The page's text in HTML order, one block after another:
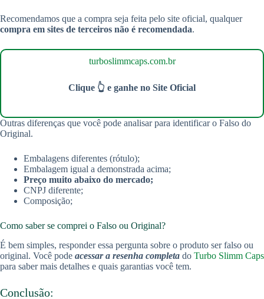
Recomendamos que a compra seja feita pelo site oficial, qualquer
compra em sites de terceiros não é recomendada.
turboslimmcaps.com.br
Clique 👆 e ganhe no Site Oficial
Outras diferenças que você pode analisar para identificar o Falso do
Original.
Embalagens diferentes (rótulo);
Embalagem igual a demonstrada acima;
Preço muito abaixo do mercado;
CNPJ diferente;
Composição;
Como saber se comprei o Falso ou Original?
É bem simples, responder essa pergunta sobre o produto ser falso ou
original. Você pode acessar a resenha completa do Turbo Slimm Caps
para saber mais detalhes e quais garantias você tem.
Conclusão: